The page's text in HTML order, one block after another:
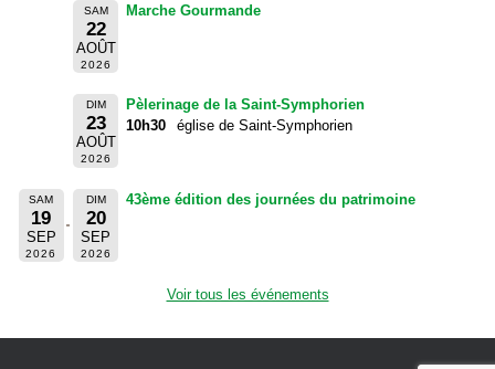
SAM
22
AOÛT
2026
Marche Gourmande
DIM
23
AOÛT
2026
Pèlerinage de la Saint-Symphorien
10h30
église de Saint-Symphorien
SAM
19
SEP
2026
DIM
20
SEP
2026
43ème édition des journées du patrimoine
Voir tous les événements